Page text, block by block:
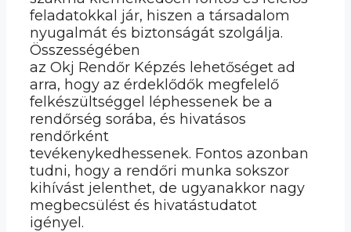
feladatokkal jár, hiszen a társadalom
nyugalmát és biztonságát szolgálja.
Összességében
az Okj Rendőr Képzés lehetőséget ad
arra, hogy az érdeklődők megfelelő
felkészültséggel léphessenek be a
rendőrség sorába, és hivatásos
rendőrként
tevékenykedhessenek. Fontos azonban
tudni, hogy a rendőri munka sokszor
kihívást jelenthet, de ugyanakkor nagy
megbecsülést és hivatástudatot
igényel.